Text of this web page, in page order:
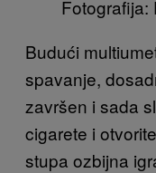
Fotografija:
Budući
spavanje,
završen i sada
cigarete i
stupa ozbijna